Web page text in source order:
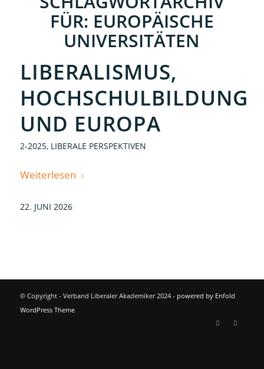
FÜR: EUROPÄISCHE
UNIVERSITÄTEN
LIBERALISMUS,
HOCHSCHULBILDUNG
UND EUROPA
2-2025, LIBERALE PERSPEKTIVEN
Weiterlesen
22. JUNI 2026
© Copyright - Verband Liberaler Akademiker 2024 - powered by Enfold
WordPress Theme